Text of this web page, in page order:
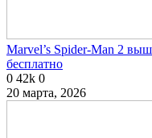
Marvel’s Spider-Man 2
бесплатно
0 42k 0
20 марта, 2026